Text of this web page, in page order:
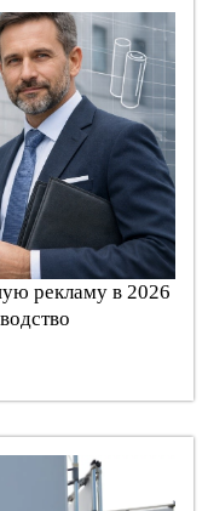
рекламу в 2026